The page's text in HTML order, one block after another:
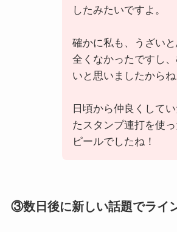
したみたいですよ。
確かに私も、うざい
全くなかったですし
いと思いましたからね
日頃から仲良くして
たスタンプ連打を使
ピールでしたね！
③数日後に新しい話題でライ